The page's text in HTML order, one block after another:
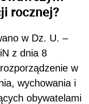
rocznej?
w Dz. U. –
z dnia 8
w
wychowania i
obywatelami